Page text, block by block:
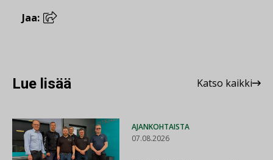
Jaa:
Lue lisää Katso kaikki
AJANKOHTAISTA
07.08.2026